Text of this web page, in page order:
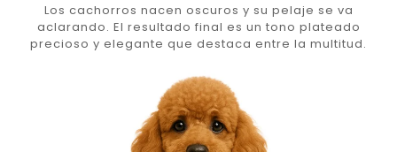
Los cachorros nacen oscuros y su pelaje se va
aclarando. El resultado final es un tono plateado
precioso y elegante que destaca entre la multitud.